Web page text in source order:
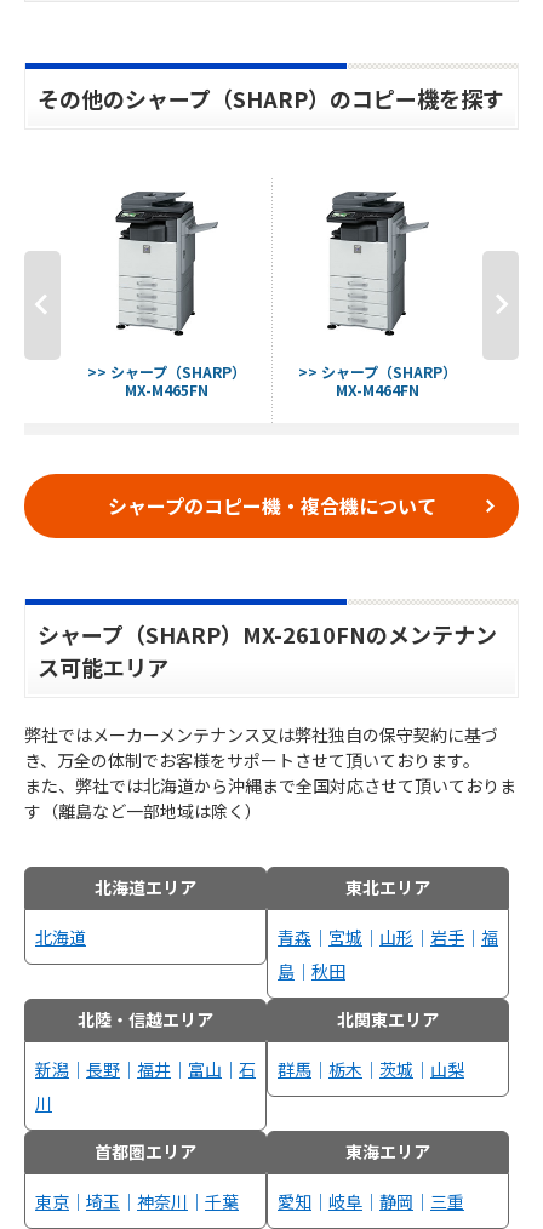
その他のシャープ（SHARP）のコピー機を探す
>> シャープ（SHARP）
MX-M465FN
>> シャープ（SHARP）
MX-M464FN
シャープのコピー機・複合機について
シャープ（SHARP）MX-2610FNのメンテナン
ス可能エリア
弊社ではメーカーメンテナンス又は弊社独自の保守契約に基づ
き、万全の体制でお客様をサポートさせて頂いております。
また、弊社では北海道から沖縄まで全国対応させて頂いておりま
す（離島など一部地域は除く）
北海道エリア
北海道
東北エリア
青森 ｜ 宮城 ｜ 山形 ｜ 岩手 ｜ 福
島 ｜ 秋田
北陸・信越エリア
新潟 ｜ 長野 ｜ 福井 ｜ 富山 ｜ 石
川
北関東エリア
群馬 ｜ 栃木 ｜ 茨城 ｜ 山梨
首都圏エリア
東京 ｜ 埼玉 ｜ 神奈川 ｜ 千葉
東海エリア
愛知 ｜ 岐阜 ｜ 静岡 ｜ 三重